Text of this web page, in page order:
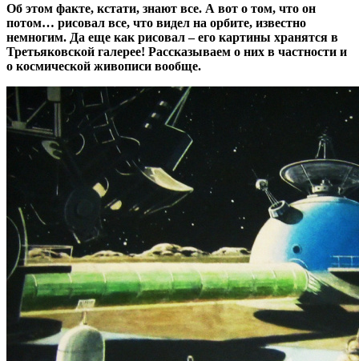
Об этом факте, кстати, знают все. А вот о том, что он
потом… рисовал все, что видел на орбите, известно
немногим. Да еще как рисовал – его картины хранятся в
Третьяковской галерее! Рассказываем о них в частности и
о космической живописи вообще.